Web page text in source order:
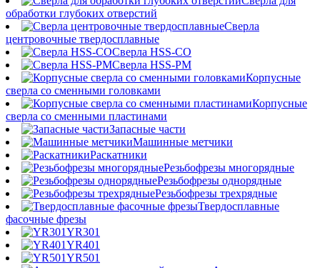
обработки глубоких отверстий
Сверла
центровочные твердосплавные
Сверла HSS-CO
Сверла HSS-PM
Корпусные
сверла со сменными головками
Корпусные
сверла со сменными пластинами
Запасные части
Машинные метчики
Раскатники
Резьбофрезы многорядные
Резьбофрезы однорядные
Резьбофрезы трехрядные
Твердосплавные
фасочные фрезы
YR301
YR401
YR501